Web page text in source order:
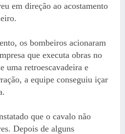
em direção ao acostamento
os bombeiros acionaram
que executa obras no
uma retroescavadeira e
a equipe conseguiu içar
que o cavalo não
Depois de alguns